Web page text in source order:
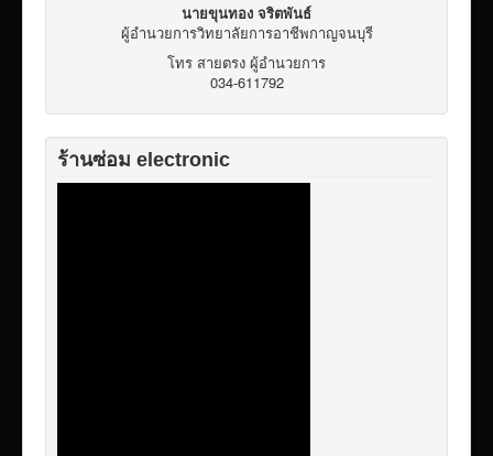
นายขุนทอง จริตพันธ์
ผู้อำนวยการวิทยาลัยการอาชีพกาญจนบุรี
โทร สายตรง ผู้อำนวยการ
034-611792
ร้านซ่อม electronic